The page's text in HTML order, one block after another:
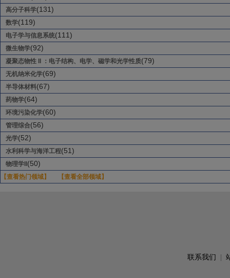
高分子科学(131)
数学(119)
电子学与信息系统(111)
微生物学(92)
凝聚态物性 II ：电子结构、电学、磁学和光学性质(79)
无机纳米化学(69)
半导体材料(67)
药物学(64)
环境污染化学(60)
管理综合(56)
光学(52)
水利科学与海洋工程(51)
物理学II (50)
【查看热门领域】 【查看全部领域】
联系我们